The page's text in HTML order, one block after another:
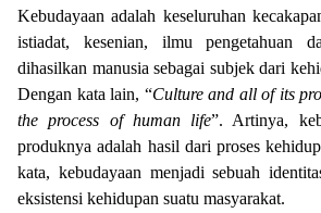
Kebudayaan adalah keseluruhan
istiadat, kesenian, ilmu pengetahuan
dihasilkan manusia sebagai subjek dari
Dengan kata lain, “Culture and all of its
the process of human life”. Artinya, k
produknya adalah hasil dari proses
kata, kebudayaan menjadi sebuah
eksistensi kehidupan suatu masyarakat.